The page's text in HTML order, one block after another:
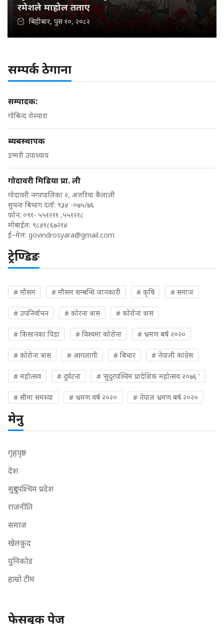
रमेशले माहोल तताए
बिहीबार, पुस १०, २०८२
सम्पर्क ठेगाना
सम्पादक:
गोबिन्द रोस्यारा
ब्यबस्थापक
डम्मरी उपाध्याय
गोदावरी मिडिया प्रा. ली
गोदावरी नगरपालिका २, अत्तरिया कैलाली
सुचना बिभाग दर्ता: ९३४ -०७५/७६
फोन: ०९१- ५५१२११ ,५५१२१८
मोबाईल: ९८४१८६७२१४
ई–मेल: govindrosyara@gmail.com
ट्रेण्डिङ
# मौसम # मौसम सम्बन्धि जानकारी # कृषि # समाज
# उपनिर्वाचन # कोरना त्रास # कोरोना त्रास
# किसानका पिडा # विश्वमा कोरोना # भ्रमण बर्ष २०२०
# कोरोना त्रास # आगलागी # बिचार # नेपाली कांग्रेस
# महोत्सव # दुर्घटना # ‘सुदुरपश्चिम प्रादेशिक महोत्सव २०७६ ’
# सीमा समस्या # भ्रमण वर्ष २०२० # नेपाल भ्रमण बर्ष २०२०
मेनु
गृहपृष्ठ
देश
सुदुरपश्चिम प्रदेश
राजनीति
समाज
खेलकुद
युनिकोड
हाम्रो टीम
फेसबुक पेज